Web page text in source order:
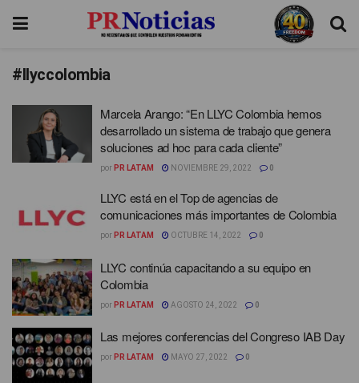
#llyccolombia
Marcela Arango: “En LLYC Colombia hemos
desarrollado un sistema de trabajo que genera
soluciones ad hoc para cada cliente”
por PR LATAM NOVIEMBRE 29, 2022 0
LLYC está en el Top de agencias de
comunicaciones más importantes de Colombia
por PR LATAM OCTUBRE 14, 2022 0
LLYC continúa capacitando a su equipo en
Colombia
por PR LATAM AGOSTO 24, 2022 0
Las mejores conferencias del Congreso IAB Day
por PR LATAM MAYO 27, 2022 0